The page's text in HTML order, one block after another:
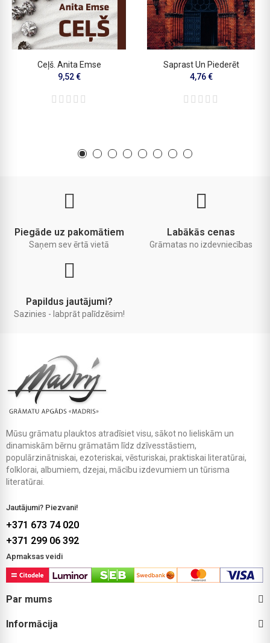
Ceļš. Anita Emse
9,52 €
Saprast Un Piederēt
4,76 €
Piegāde uz pakomātiem
Saņem sev ērtā vietā
Labākās cenas
Grāmatas no izdevniecības
Papildus jautājumi?
Sazinies - labprāt palīdzēsim!
Mūsu grāmatu plauktos atradīsiet visu, sākot no lieliskām un
dinamiskām bērnu grāmatām līdz dzīvesstāstiem,
populārzinātniskai, ezoteriskai, vēsturiskai, praktiskai literatūrai,
folklorai, albumiem, dzejai, mācību izdevumiem un tūrisma
literatūrai.
Jautājumi? Piezvani!
+371 673 74 020
+371 299 06 392
Apmaksas veidi
Par mums
Informācija